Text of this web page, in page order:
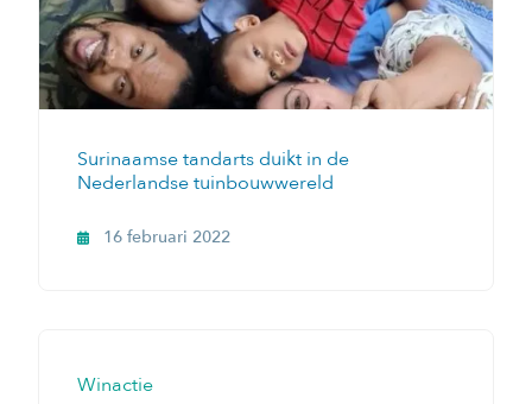
Surinaamse tandarts duikt in de
Nederlandse tuinbouwwereld
16 februari 2022
Winactie